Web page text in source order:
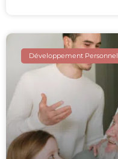
Développement Personnel